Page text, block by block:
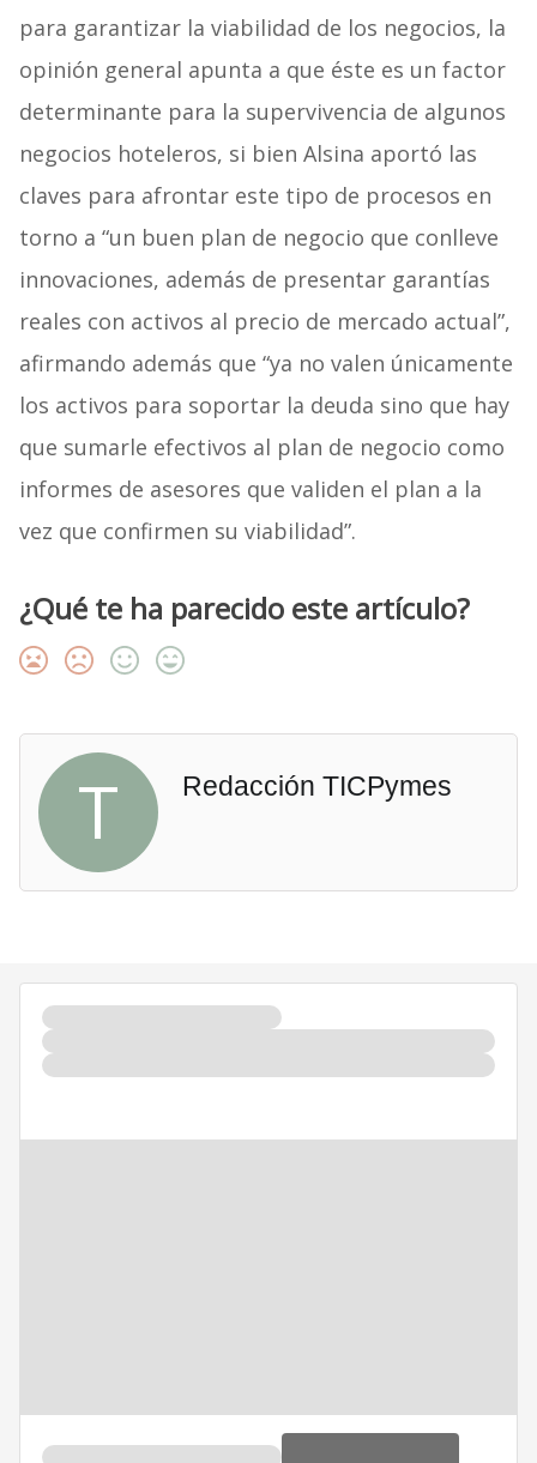
para garantizar la viabilidad de los negocios, la
opinión general apunta a que éste es un factor
determinante para la supervivencia de algunos
negocios hoteleros, si bien Alsina aportó las
claves para afrontar este tipo de procesos en
torno a “un buen plan de negocio que conlleve
innovaciones, además de presentar garantías
reales con activos al precio de mercado actual”,
afirmando además que “ya no valen únicamente
los activos para soportar la deuda sino que hay
que sumarle efectivos al plan de negocio como
informes de asesores que validen el plan a la
vez que confirmen su viabilidad”.
¿Qué te ha parecido este artículo?
T Redacción TICPymes